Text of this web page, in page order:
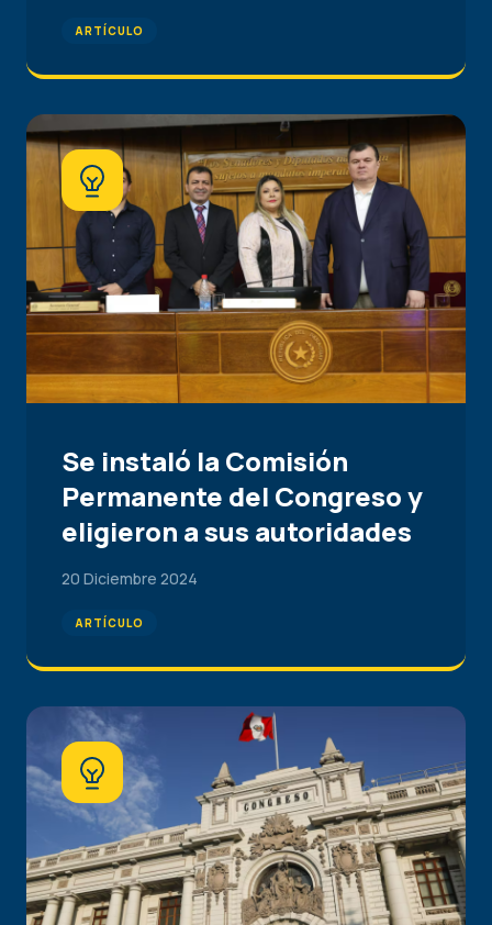
ARTÍCULO
Se instaló la Comisión
Permanente del Congreso y
eligieron a sus autoridades
20 Diciembre 2024
ARTÍCULO